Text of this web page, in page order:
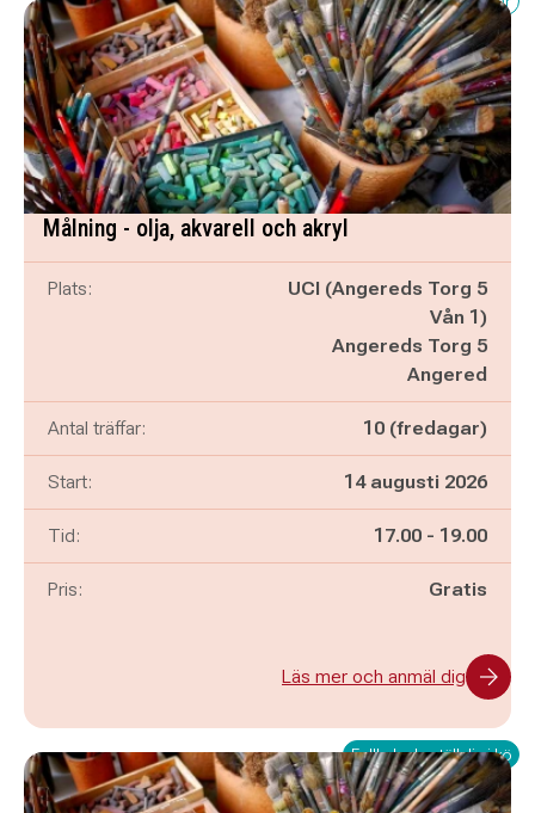
Målning - olja, akvarell och akryl
Plats:
UCI (Angereds Torg 5
Vån 1)
Angereds Torg 5
Angered
Antal träffar: 10 (fredagar)
Start: 14 augusti 2026
Tid: Pågår mellan
17.00 - och
19.00
Pris: Gratis
Läs mer och anmäl dig
Fullbokad - ställ dig i kö